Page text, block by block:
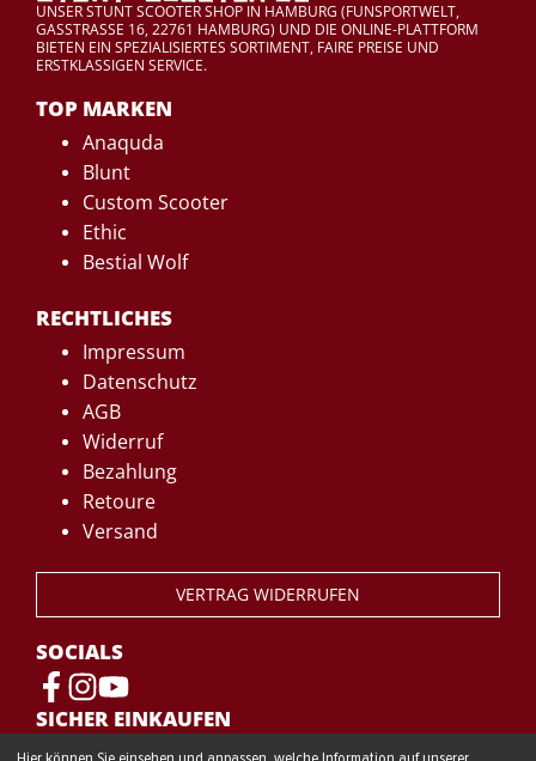
UNSER STUNT SCOOTER SHOP IN HAMBURG (FUNSPORTWELT,
GASSTRASSE 16, 22761 HAMBURG) UND DIE ONLINE-PLATTFORM
BIETEN EIN SPEZIALISIERTES SORTIMENT, FAIRE PREISE UND
ERSTKLASSIGEN SERVICE.
TOP MARKEN
Anaquda
Blunt
Custom Scooter
Ethic
Bestial Wolf
RECHTLICHES
Impressum
Datenschutz
AGB
Widerruf
Bezahlung
Retoure
Versand
VERTRAG WIDERRUFEN
SOCIALS
SICHER EINKAUFEN